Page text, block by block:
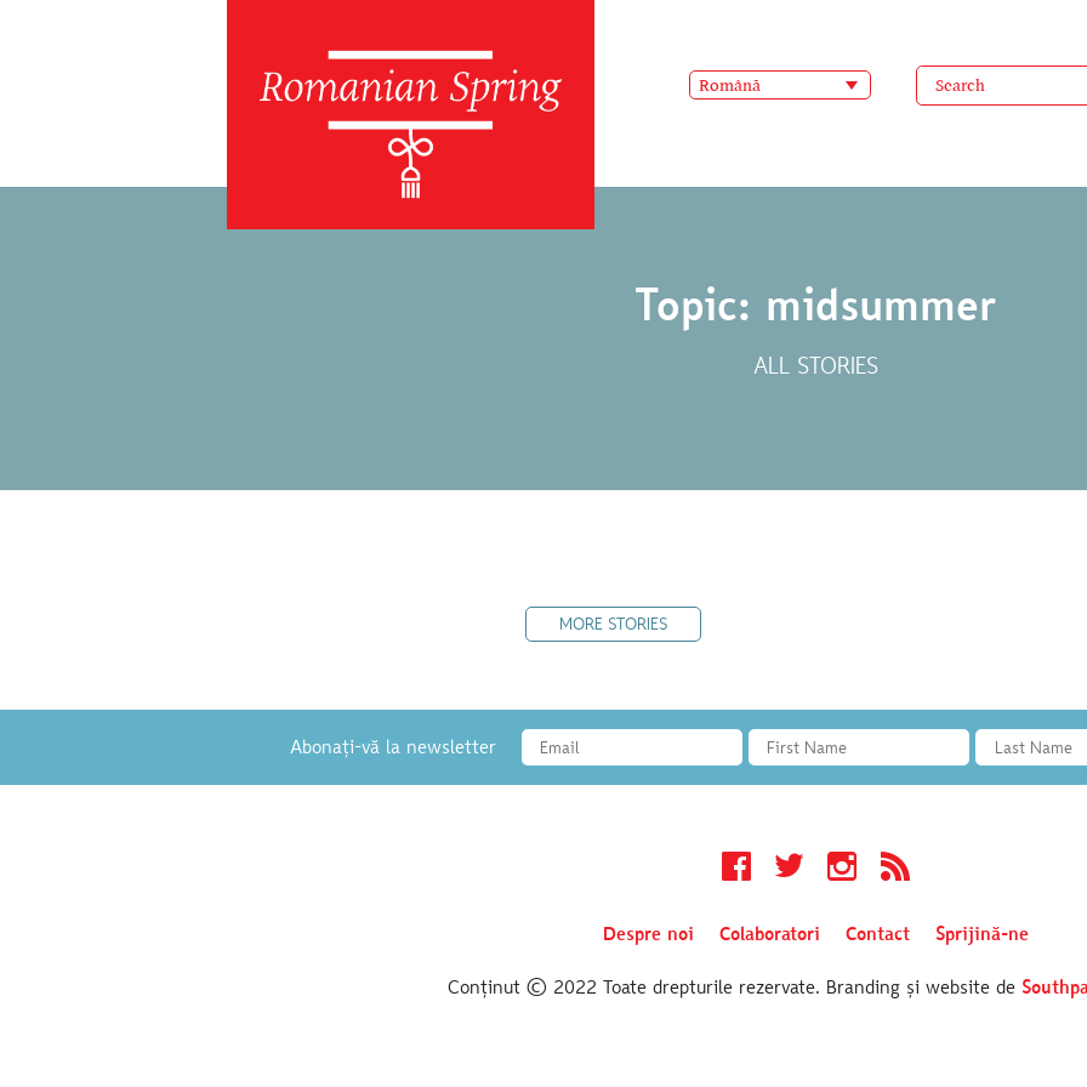
Română
Topic: midsummer
ALL STORIES
MORE STORIES
Abonați-vă la newsletter
Facebook Twitter Instagram RSS
Despre noi Colaboratori Contact Sprijină-ne
Conținut © 2022 Toate drepturile rezervate. Branding și website de